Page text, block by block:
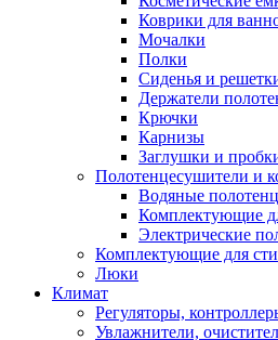
Коврики для
Мочалки
Полки
Сиденья и
Держатели
Крючки
Карнизы
Заглушки и
Полотенцесушители и
Водяные
Комплектующие
Электрические
Комплектующие для
Люки
Климат
Регуляторы,
Увлажнители,